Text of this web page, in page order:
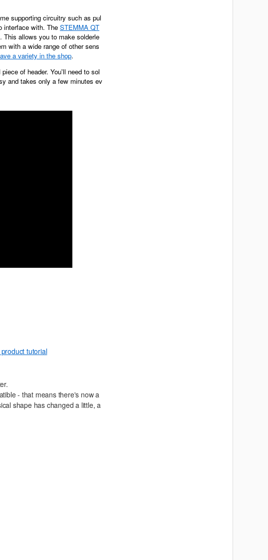
supporting circuitry such as pul
interface with. The STEMMA QT
This allows you to make solderle
with a wide range of other sens
a variety in the shop.
of header. You'll need to sol
and takes only a few minutes ev
tutorial
- that means there's now a
shape has changed a little, a